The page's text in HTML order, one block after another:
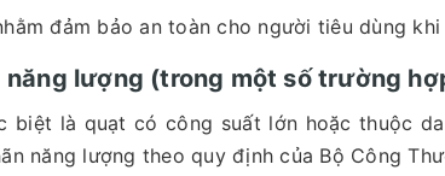
đảm bảo an toàn cho người tiêu dùng
năng lượng (trong một số trường
biệt là quạt có công suất lớn hoặc thuộc
năng lượng theo quy định của Bộ Công